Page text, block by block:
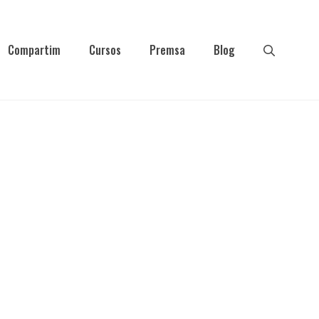
Compartim Cursos Premsa Blog